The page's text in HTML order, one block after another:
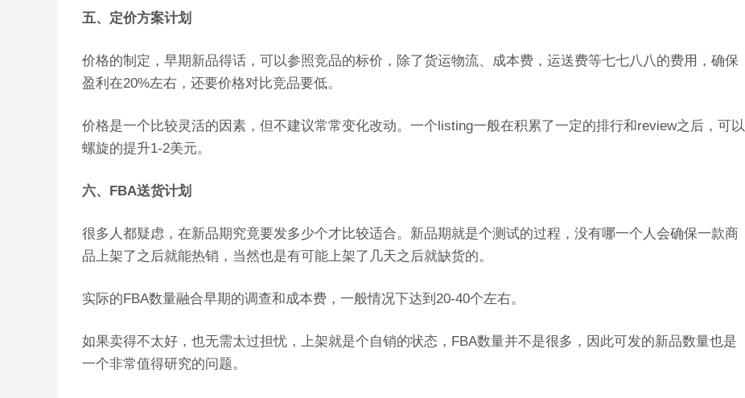
五、定价方案计划
价格的制定，早期新品得话，可以参照竞品的标价，除了货运物流、成本费，运送费等七七八八的费用，确保
盈利在20%左右，还要价格对比竞品要低。
价格是一个比较灵活的因素，但不建议常常变化改动。一个listing一般在积累了一定的排行和review之后，可以
螺旋的提升1-2美元。
六、FBA送货计划
很多人都疑虑，在新品期究竟要发多少个才比较适合。新品期就是个测试的过程，没有哪一个人会确保一款商
品上架了之后就能热销，当然也是有可能上架了几天之后就缺货的。
实际的FBA数量融合早期的调查和成本费，一般情况下达到20-40个左右。
如果卖得不太好，也无需太过担忧，上架就是个自销的状态，FBA数量并不是很多，因此可发的新品数量也是
一个非常值得研究的问题。